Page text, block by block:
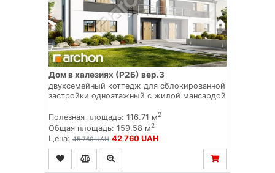
Дом в халезиях (Р2Б) вер.3
двухсемейный коттедж для сблокированной
застройки одноэтажный с жилой мансардой
Полезная площадь: 116.71 м2
Общая площадь: 159.58 м2
Цена: 45 760 UAH 42 760 UAH